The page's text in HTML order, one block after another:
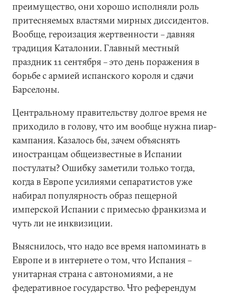
преимущество, они хорошо исполняли роль
притесняемых властями мирных диссидентов.
Вообще, героизация жертвенности – давняя
традиция Каталонии. Главный местный
праздник 11 сентября – это день поражения в
борьбе с армией испанского короля и сдачи
Барселоны.
Центральному правительству долгое время не
приходило в голову, что им вообще нужна пиар-
кампания. Казалось бы, зачем объяснять
иностранцам общеизвестные в Испании
постулаты? Ошибку заметили только тогда,
когда в Европе усилиями сепаратистов уже
набирал популярность образ пещерной
имперской Испании с примесью франкизма и
чуть ли не инквизиции.
Выяснилось, что надо все время напоминать в
Европе и в интернете о том, что Испания –
унитарная страна с автономиями, а не
федеративное государство. Что референдум